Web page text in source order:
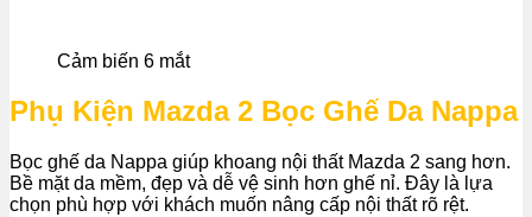
Cảm biến 6 mắt
Phụ Kiện Mazda 2 Bọc Ghế Da Nappa
Bọc ghế da Nappa giúp khoang nội thất Mazda 2 sang hơn.
Bề mặt da mềm, đẹp và dễ vệ sinh hơn ghế nỉ. Đây là lựa
chọn phù hợp với khách muốn nâng cấp nội thất rõ rệt.